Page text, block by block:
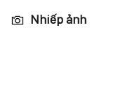
Nhiếp ảnh